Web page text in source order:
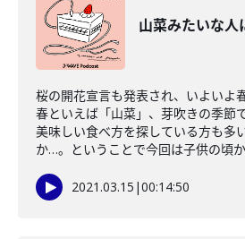
山菜みたいな人
桜の開花宣言も発表され、いよいよ
春といえば「山菜」、芽吹きの季節
美味しい食べ方を探している方も多
か…。ということで今回は子供の頃
2021.03.15 |00:14:50